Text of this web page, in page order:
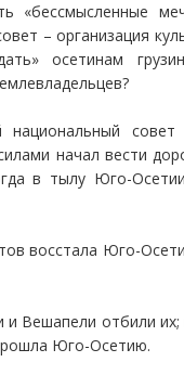
«бессмысленные
– организация
осетинам
национальный
начал вести
в тылу Юго-
восстала Юго-
и Вешапели отбили их;
Юго-Осетию.